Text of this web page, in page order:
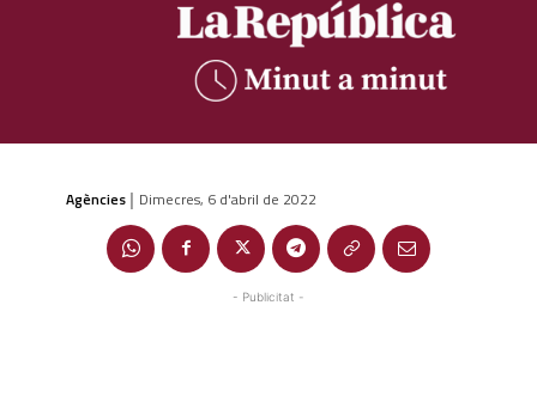
Agències | Dimecres, 6 d'abril de 2022
- Publicitat -